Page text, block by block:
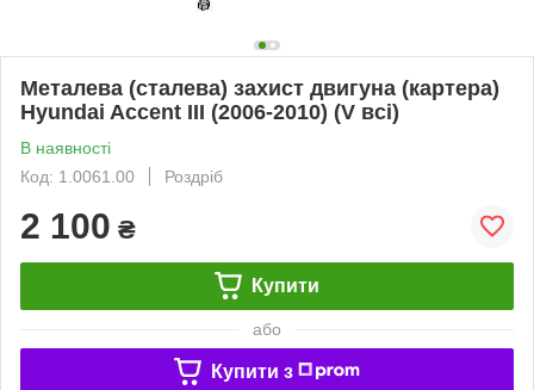
Металева (сталева) захист двигуна (картера)
Hyundai Accent III (2006-2010) (V всі)
В наявності
Код: 1.0061.00
Роздріб
2 100 ₴
Купити
або
Купити з